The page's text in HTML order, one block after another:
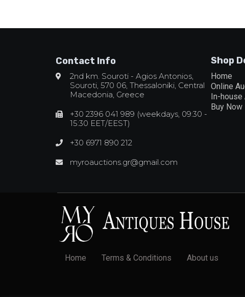
Contact Info
2nd km. Souroti - Agios Antonios,
Souroti, 570 06, Thessaloniki, Central
Macedonia, Greece
+30 2396 041 989 (weekdays, 09:30 -
15:30 EET/EEST)
+30 6971 890 212
myroauctions.gr@gmail.com
Shop
Home
Online
In-house
Buy Now
Home Terms & Conditions About us